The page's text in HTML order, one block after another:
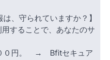
、守られていますか？】
することで、あなたのサ
０円。 → Bfitセキュア